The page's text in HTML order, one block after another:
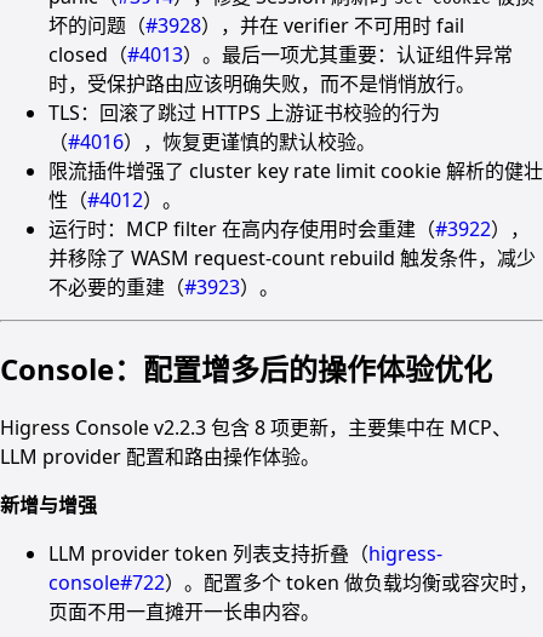
坏的问题（#3928），并在 verifier 不可用时 fail
closed（#4013）。最后一项尤其重要：认证组件异常
时，受保护路由应该明确失败，而不是悄悄放行。
TLS：回滚了跳过 HTTPS 上游证书校验的行为
（#4016），恢复更谨慎的默认校验。
限流插件增强了 cluster key rate limit cookie 解析的健壮
性（#4012）。
运行时：MCP filter 在高内存使用时会重建（#3922），
并移除了 WASM request-count rebuild 触发条件，减少
不必要的重建（#3923）。
Console：配置增多后的操作体验优化
Higress Console v2.2.3 包含 8 项更新，主要集中在 MCP、
LLM provider 配置和路由操作体验。
新增与增强
LLM provider token 列表支持折叠（higress-
console#722）。配置多个 token 做负载均衡或容灾时，
页面不用一直摊开一长串内容。